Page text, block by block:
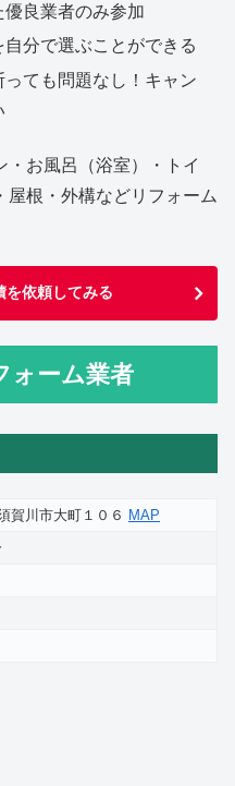
良業者のみ参加
分で選ぶことができる
ても問題なし！キャン
・お風呂（浴室）・トイ
屋根・外構などリフォーム
を依頼してみる
ォーム業者
賀川市大町１０６ MAP